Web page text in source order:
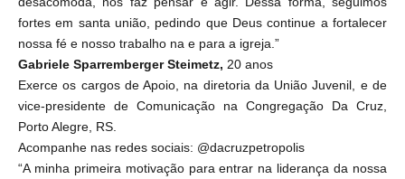
fortes em santa união, pedindo que Deus continue a fortalecer
nossa fé e nosso trabalho na e para a igreja.”
Gabriele Sparremberger Steimetz, 20 anos
Exerce os cargos de Apoio, na diretoria da União Juvenil, e de
vice-presidente de Comunicação na Congregação Da Cruz,
Porto Alegre, RS.
Acompanhe nas redes sociais: @dacruzpetropolis
“A minha primeira motivação para entrar na liderança da nossa